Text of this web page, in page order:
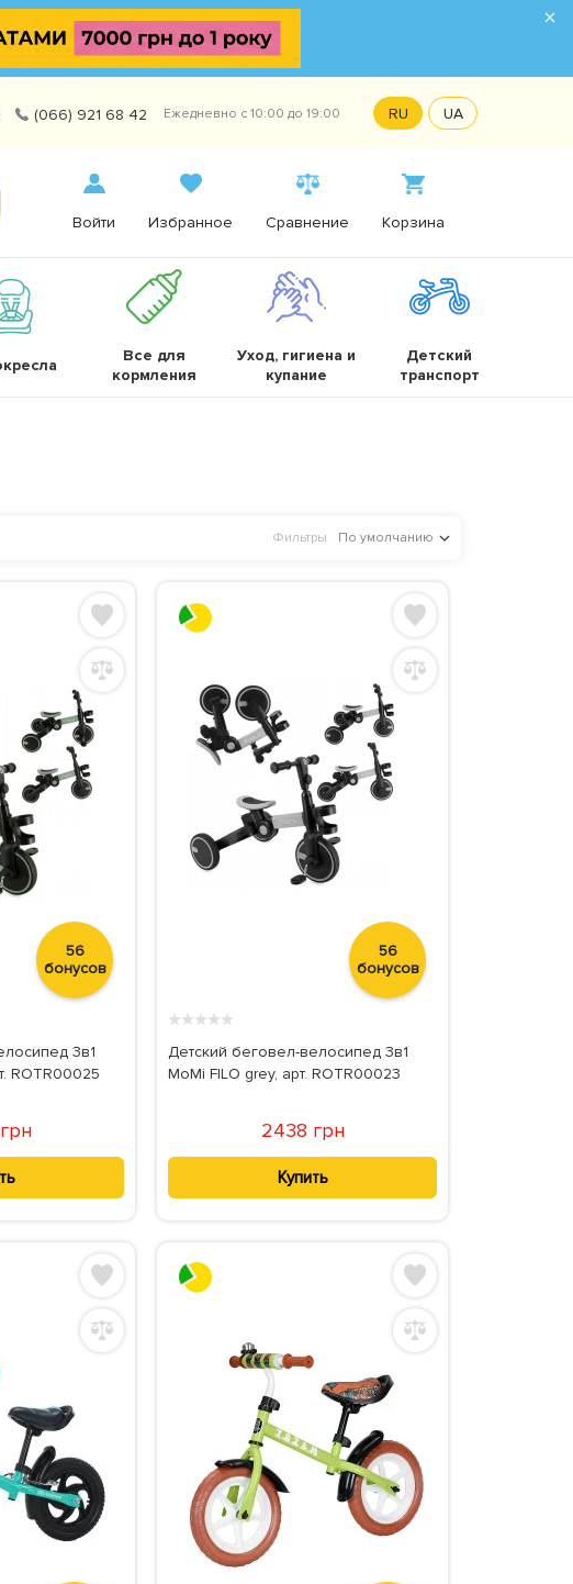
×
(066) 921 68 42 Ежедневно с 10:00 до 19:00 RU UA
Войти Избранное Сравнение Корзина
Все для
кормления
Уход, гигиена и
купание
Детский
транспорт
Фильтры По умолчанию
56
бонусов
3в1
ROTR00025
56
бонусов
★★★★★
Детский беговел-велосипед 3в1
MoMi FILO grey, арт. ROTR00023
2438 грн
Купить